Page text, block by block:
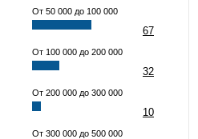
От 50 000 до 100 000
67
От 100 000 до 200 000
32
От 200 000 до 300 000
10
От 300 000 до 500 000